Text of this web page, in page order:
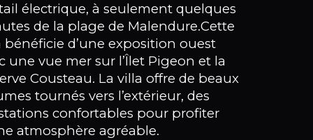
de pièces
de niveaux
électrique, à seulement quelques
de la plage de Malendure.Cette
bénéficie d’une exposition ouest
une vue mer sur l’Îlet Pigeon et la
Cousteau. La villa offre de beaux
tournés vers l’extérieur, des
confortables pour profiter
atmosphère agréable.